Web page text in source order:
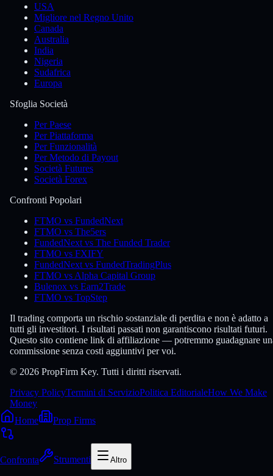
USA
Migliore nel Regno Unito
Canada
Australia
India
Nigeria
Sudafrica
Europa
Sfoglia Società
Per Paese
Per Piattaforma
Per Funzionalità
Per Metodo di Payout
Società Futures
Società Forex
Confronti Popolari
FTMO vs FundedNext
FTMO vs The5ers
FundedNext vs The Funded Trader
FTMO vs FXIFY
FundedNext vs FundedTradingPlus
FTMO vs Alpha Capital Group
Bulenox vs Earn2Trade
FTMO vs TopStep
Il trading comporta un rischio sostanziale di perdita e non è adatto a
tutti gli investitori. I risultati passati non garantiscono risultati futuri.
Questo sito contiene link di affiliazione — potremmo guadagnare
commissione senza costi aggiuntivi per voi.
© 2026 PropFirm Key. Tutti i diritti riservati.
Privacy PolicyTermini di ServizioPolitica EditorialeHow We Make
Money
Home
Prop Firms
Confronta Strumenti Altro